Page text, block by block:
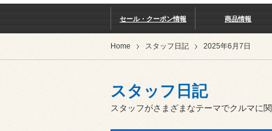
セール・クーポン情報 商品情報
Home スタッフ日記 2025年6月7日
スタッフ日記
スタッフがさまざまなテーマでクルマに